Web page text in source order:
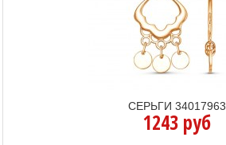
СЕРЬГИ 34017963
1243 руб